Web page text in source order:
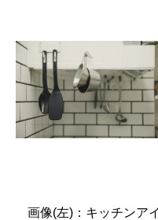
画像(左)：キッチンア